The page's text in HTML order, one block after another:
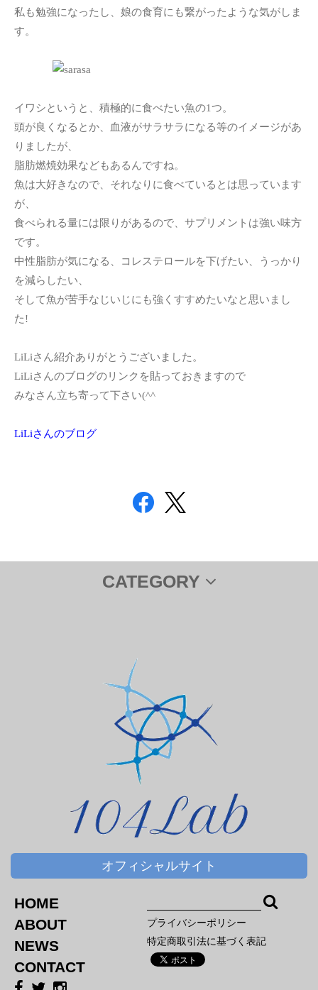
私も勉強になったし、娘の食育にも繋がったような気がしま
す。
イワシというと、積極的に食べたい魚の1つ。
頭が良くなるとか、血液がサラサラになる等のイメージがあ
りましたが、
脂肪燃焼効果などもあるんですね。
魚は大好きなので、それなりに食べているとは思っています
が、
食べられる量には限りがあるので、サプリメントは強い味方
です。
中性脂肪が気になる、コレステロールを下げたい、うっかり
を減らしたい、
そして魚が苦手なじいじにも強くすすめたいなと思いまし
た!
LiLiさん紹介ありがとうございました。
LiLiさんのブログのリンクを貼っておきますので
みなさん立ち寄って下さい(^^ゞ
LiLiさんのブログ
CATEGORY
オフィシャルサイト
HOME
ABOUT
NEWS
CONTACT
プライバシーポリシー
特定商取引法に基づく表記